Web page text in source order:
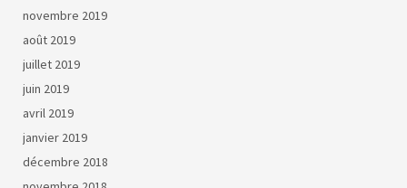
novembre 2019
août 2019
juillet 2019
juin 2019
avril 2019
janvier 2019
décembre 2018